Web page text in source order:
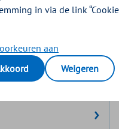
Basis Exclusief
in via de link
aan
Weigeren